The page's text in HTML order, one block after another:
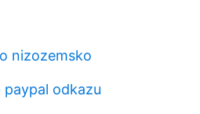
nizozemsko
odkazu